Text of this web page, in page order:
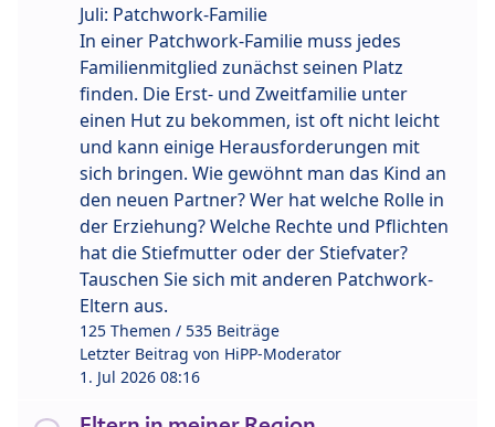
Juli: Patchwork-Familie
In einer Patchwork-Familie muss jedes
Familienmitglied zunächst seinen Platz
finden. Die Erst- und Zweitfamilie unter
einen Hut zu bekommen, ist oft nicht leicht
und kann einige Herausforderungen mit
sich bringen. Wie gewöhnt man das Kind an
den neuen Partner? Wer hat welche Rolle in
der Erziehung? Welche Rechte und Pflichten
hat die Stiefmutter oder der Stiefvater?
Tauschen Sie sich mit anderen Patchwork-
Eltern aus.
125 Themen / 535 Beiträge
Letzter Beitrag von HiPP-Moderator
1. Jul 2026 08:16